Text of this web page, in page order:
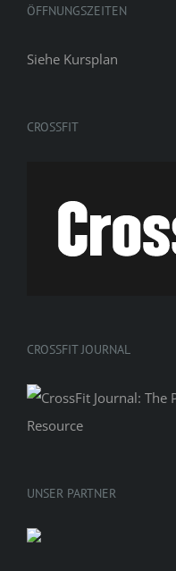
ÖFFNUNGSZEITEN
Siehe Kursplan
CROSSFIT
CROSSFIT JOURNAL
UNSER PARTNER